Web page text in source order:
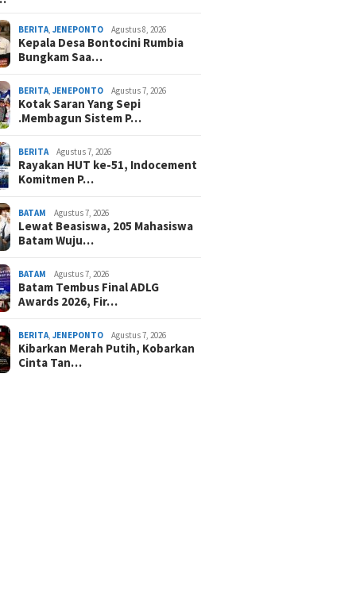
BERITA ,JENEPONTO Agustus 8, 2026
Kepala Desa Bontocini Rumbia
Bungkam Saa…
BERITA ,JENEPONTO Agustus 7, 2026
Kotak Saran Yang Sepi
.Membagun Sistem P…
BERITA Agustus 7, 2026
Rayakan HUT ke-51, Indocement
Komitmen P…
BATAM Agustus 7, 2026
Lewat Beasiswa, 205 Mahasiswa
Batam Wuju…
BATAM Agustus 7, 2026
Batam Tembus Final ADLG
Awards 2026, Fir…
BERITA ,JENEPONTO Agustus 7, 2026
Kibarkan Merah Putih, Kobarkan
Cinta Tan…